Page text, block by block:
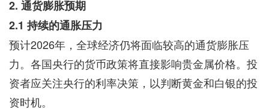
2. 通货膨胀预期
2.1 持续的通胀压力
预计2026年，全球经济仍将面临较高的通货膨胀压
力。各国央行的货币政策将直接影响贵金属价格。投
资者应关注央行的利率决策，以判断黄金和白银的投
资时机。